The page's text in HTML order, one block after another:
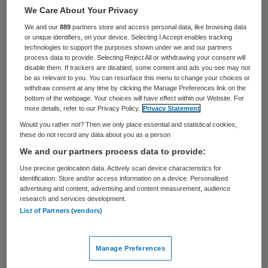
De afdelingen verloskunde en
kindergeneeskunde van het Scheper
Ziekenhuis in Emmen blijven een week
langer open. Aanvankelijk zou de
kinderafdeling maandag al de deuren
sluiten omdat er een nijpend tekort is aan
artsen. Door hulp van onder meer twee
kinderartsen van het Universitair Medisch
Centrum Groningen (UMCG) kan de sluiting
worden uitgesteld, maakte het ziekenhuis
bekend.
Ook de verloskamers blijven in ieder geval
een week langer in gebruik terwijl het
We Care About Your Privacy
We and our889 partners store and access personal data, like browsing data
or unique identifiers, on your device. Selecting I Accept enables tracking
technologies to support the purposes shown under we and our partners
process data to provide. Selecting Reject All or withdrawing your consent will
disable them. If trackers are disabled, some content and ads you see may not
be as relevant to you. You can resurface this menu to change your choices or
withdraw consent at any time by clicking the Manage Preferences link on the
bottom of the webpage. Your choices will have effect within our Website. For
more details, refer to our Privacy Policy.
Privacy Statement
Would you rather not? Then we only place essential and statistical cookies,
these do not record any data about you as a person
We and our partners process data to provide:
Use precise geolocation data. Actively scan device characteristics for
identification. Store and/or access information on a device. Personalised
advertising and content, advertising and content measurement, audience
research and services development.
List of Partners (vendors)
Manage Preferences